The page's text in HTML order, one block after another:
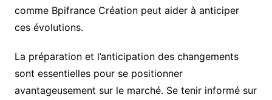
comme Bpifrance Création peut aider à anticiper
ces évolutions.
La préparation et l’anticipation des changements
sont essentielles pour se positionner
avantageusement sur le marché. Se tenir informé sur